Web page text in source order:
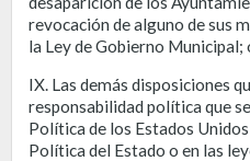
revocación de alguno de sus
la Ley de Gobierno Municipal;
IX. Las demás disposiciones
responsabilidad política que
Política de los Estados
Política del Estado o en las